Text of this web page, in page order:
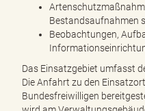
Bestandsaufnahmen
Beobachtungen,
Das Einsatzgebiet umfasst
Die Anfahrt zu den
Bundesfreiwilligen